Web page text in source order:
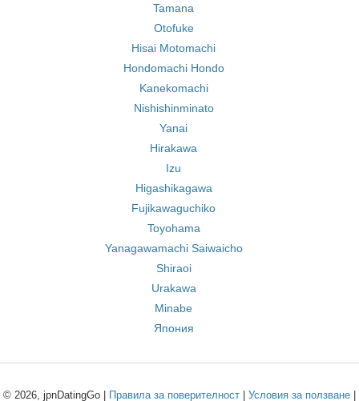
Tamana
Otofuke
Hisai Motomachi
Hondomachi Hondo
Kanekomachi
Nishishinminato
Yanai
Hirakawa
Izu
Higashikagawa
Fujikawaguchiko
Toyohama
Yanagawamachi Saiwaicho
Shiraoi
Urakawa
Minabe
Япония
© 2026, jpnDatingGo | Правила за поверителност Условия за ползване